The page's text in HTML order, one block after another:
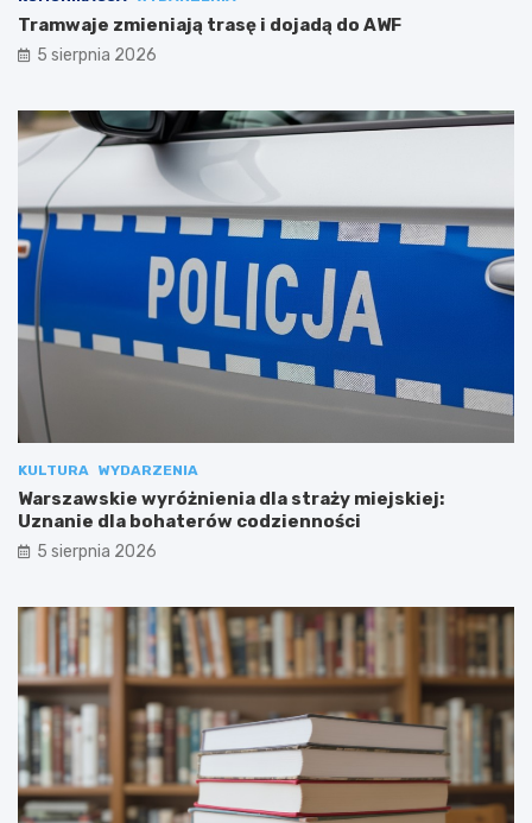
Tramwaje zmieniają trasę i dojadą do AWF
5 sierpnia 2026
KULTURA WYDARZENIA
Warszawskie wyróżnienia dla straży miejskiej:
Uznanie dla bohaterów codzienności
5 sierpnia 2026